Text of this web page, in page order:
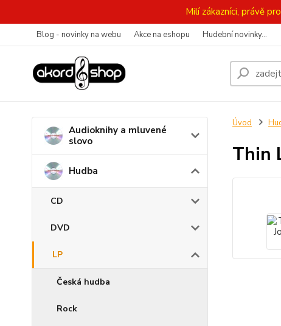
Milí zákazníci, právě
Blog - novinky na webu Akce na eshopu Hudební novinky...
Audioknihy a mluvené
slovo
Hudba
CD
DVD
LP
Česká hudba
Rock
Úvod
Thin